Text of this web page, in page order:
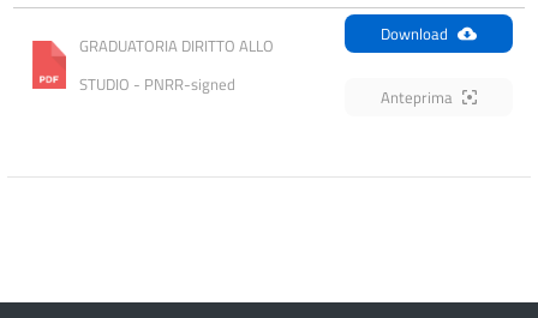
GRADUATORIA DIRITTO ALLO
STUDIO - PNRR-signed
Download
Anteprima